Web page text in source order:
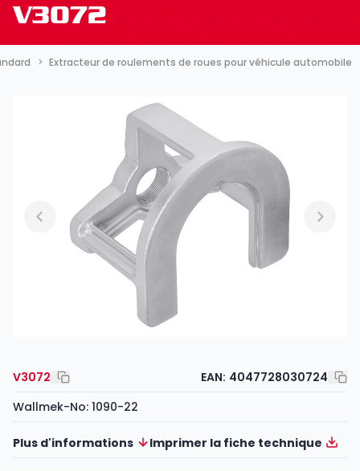
V3072
Extracteur de roulements de roues pour véhicule automobile
V3072 EAN: 4047728030724
Wallmek-No: 1090-22
Plus d'informations Imprimer la fiche technique